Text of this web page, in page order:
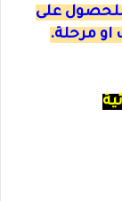
على
مرحلة.